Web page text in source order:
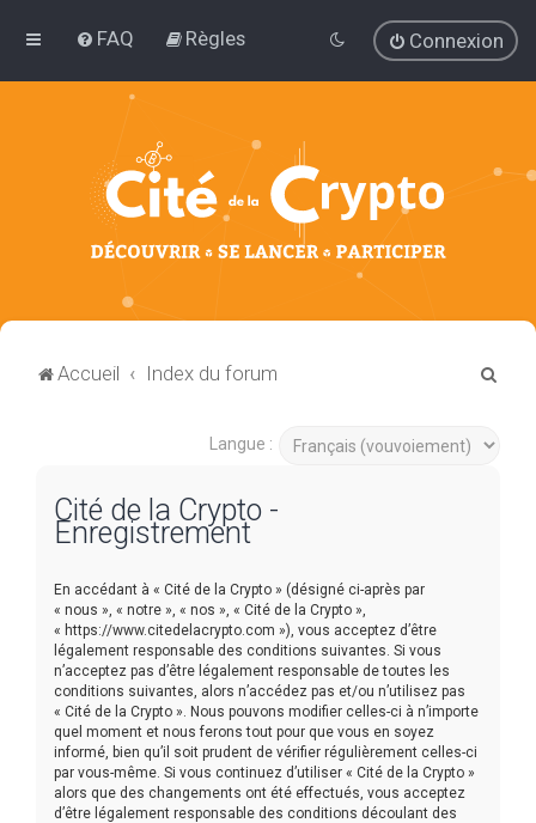
FAQ Règles Connexion
Accueil Index du forum
Langue :
Cité de la Crypto -
Enregistrement
En accédant à « Cité de la Crypto » (désigné ci-après par
« nous », « notre », « nos », « Cité de la Crypto »,
« https://www.citedelacrypto.com »), vous acceptez d’être
légalement responsable des conditions suivantes. Si vous
n’acceptez pas d’être légalement responsable de toutes les
conditions suivantes, alors n’accédez pas et/ou n’utilisez pas
« Cité de la Crypto ». Nous pouvons modifier celles-ci à n’importe
quel moment et nous ferons tout pour que vous en soyez
informé, bien qu’il soit prudent de vérifier régulièrement celles-ci
par vous-même. Si vous continuez d’utiliser « Cité de la Crypto »
alors que des changements ont été effectués, vous acceptez
d’être légalement responsable des conditions découlant des